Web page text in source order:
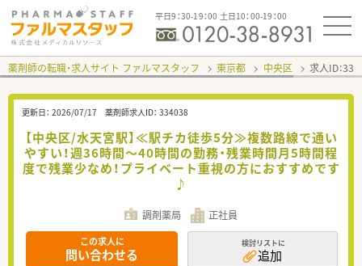
平日9：30-19：00 土日10：00-19：00
薬剤師の転職・求人サイト ファルマスタッフ 東京都 中央区 求人ID：
更新日： 2026/07/17 薬剤師求人ID： 334038
【中央区/水天宮駅】≪駅チカ徒歩5分≫複数路線で通い
やすい！週36時間～40時間の勤務・残業時間月5時間程
度で残業少なめ！プライベート重視の方におすすめです
♪
調剤薬局 正社員
この求人に
問い合わせる
検討リストに
追加